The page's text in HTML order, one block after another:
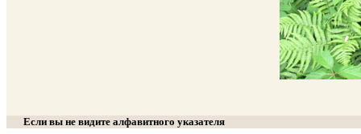
Если вы не видите алфавитного указателя